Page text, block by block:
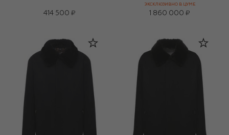
414 500 ₽
ЭКСКЛЮЗИВНО В ЦУМЕ
1 860 000 ₽